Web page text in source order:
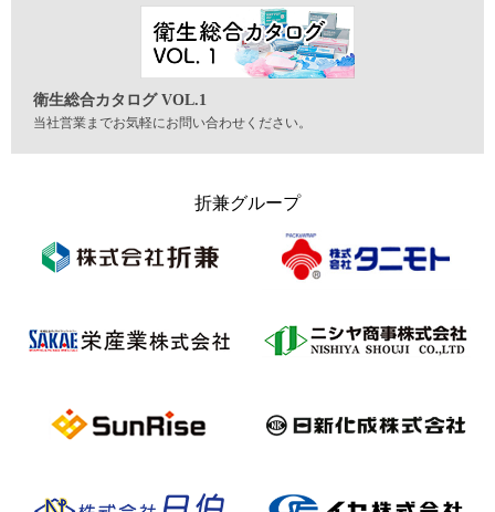
衛生総合カタログ VOL.1
当社営業までお気軽にお問い合わせください。
折兼グループ